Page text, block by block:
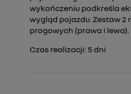
wykończeniu podkreśla
wygląd pojazdu. Zestaw 2
progowych (prawa i lewa).
Czas realizacji: 5 dni